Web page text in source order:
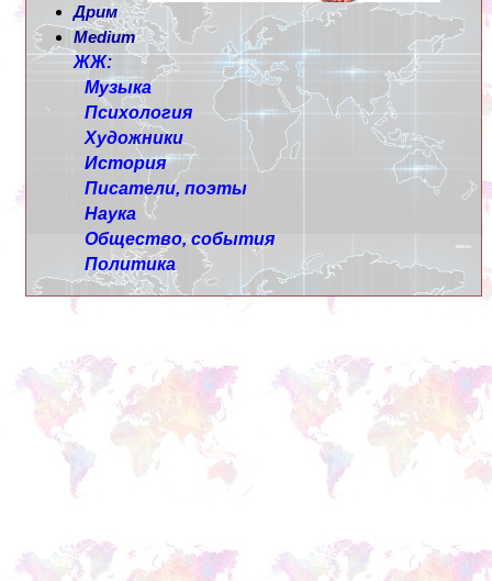
Дрим
Medium
ЖЖ:
Музыка
Психология
Художники
История
Писатели, поэты
Наука
Общество, события
Политика